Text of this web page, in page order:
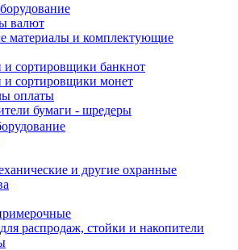
валют
материалы и комплектующие
и сортировщики банкнот
и сортировщики монет
оплаты
бумаги - шредеры
и другие охранные
распродаж, стойки и накопители